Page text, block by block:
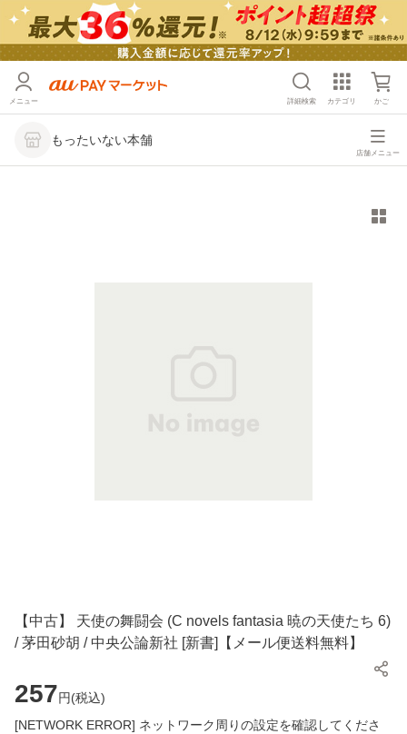
メニュー 詳細検索 カテゴリ かご
もったいない本舗
店舗メニュー
【中古】 天使の舞闘会 (C novels fantasia 暁の天使たち 6)
/ 茅田砂胡 / 中央公論新社 [新書]【メール便送料無料】
257円(税込)
[NETWORK ERROR] ネットワーク周りの設定を確認してくださ